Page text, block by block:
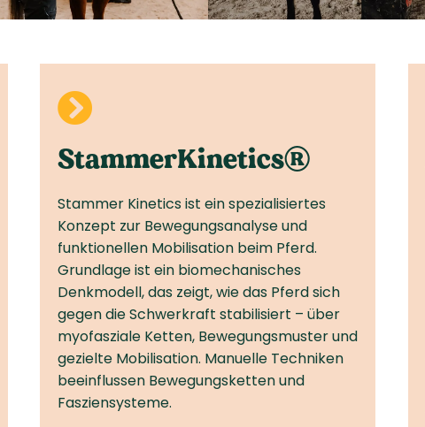

StammerKinetics®
Stammer Kinetics ist ein spezialisiertes
Konzept zur Bewegungs­analyse und
funktionellen Mobilisation beim Pferd.
Grundlage ist ein biomechanisches
Denkmodell, das zeigt, wie das Pferd sich
gegen die Schwerkraft stabilisiert – über
myofasziale Ketten, Bewegungsmuster und
gezielte Mobilisation. Manuelle Techniken
beeinflussen Bewegungs­ketten und
Faszien­systeme.